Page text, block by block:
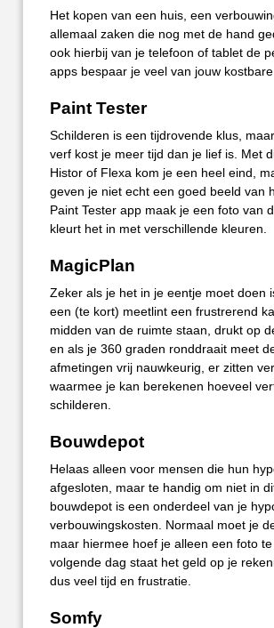
Het kopen van een huis, een
allemaal zaken die nog met de hand
ook hierbij van je telefoon of tablet de
apps bespaar je veel van jouw kostbare
Paint Tester
Schilderen is een tijdrovende klus,
verf kost je meer tijd dan je lief is. Met
Histor of Flexa kom je een heel eind,
geven je niet echt een goed beeld van
Paint Tester app maak je een foto van
kleurt het in met verschillende kleuren.
MagicPlan
Zeker als je het in je eentje moet doen
een (te kort) meetlint een frustrerend
midden van de ruimte staan, drukt op
en als je 360 graden ronddraait meet
afmetingen vrij nauwkeurig, er zitten
waarmee je kan berekenen hoeveel
schilderen.
Bouwdepot
Helaas alleen voor mensen die hun
afgesloten, maar te handig om niet in
bouwdepot is een onderdeel van je
verbouwingskosten. Normaal moet je
maar hiermee hoef je alleen een foto
volgende dag staat het geld op je
dus veel tijd en frustratie.
Somfy